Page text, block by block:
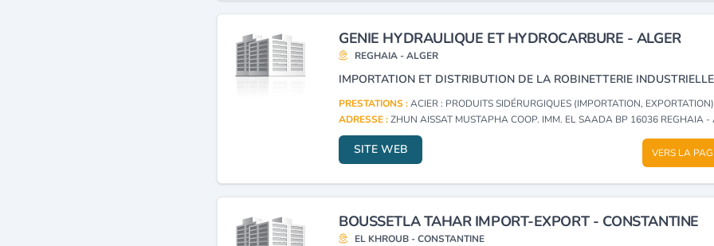
GENIE HYDRAULIQUE ET HYDROCARBURE - ALGER
REGHAIA - ALGER
PRESTATIONS :ACIER : PRODUITS SIDÉRURGIQUES (IMPORTATION, EXPORTATION)
ADRESSE :ZHUN AISSAT MUSTAPHA COOP. IMM. EL SAADA BP 16036 REGHAIA -
SITE WEB VERS LA
BOUSSETLA TAHAR IMPORT-EXPORT - CONSTANTINE
EL KHROUB - CONSTANTINE